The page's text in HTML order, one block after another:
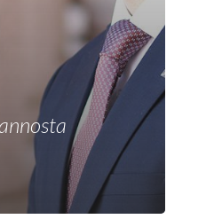
Etusivu
Joonas
Vaalit